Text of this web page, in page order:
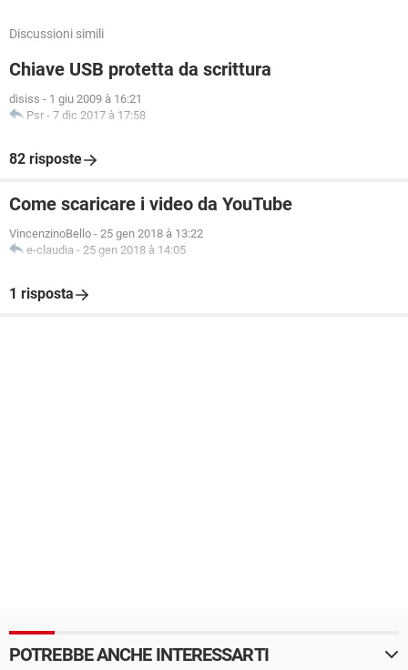
Discussioni simili
Chiave USB protetta da scrittura
disiss - 1 giu 2009 à 16:21
Psr - 7 dic 2017 à 17:58
82 risposte
Come scaricare i video da YouTube
VincenzinoBello - 25 gen 2018 à 13:22
e-claudia - 25 gen 2018 à 14:05
1 risposta
POTREBBE ANCHE INTERESSARTI